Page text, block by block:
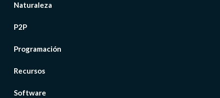
Naturaleza
P2P
Programación
Recursos
Software